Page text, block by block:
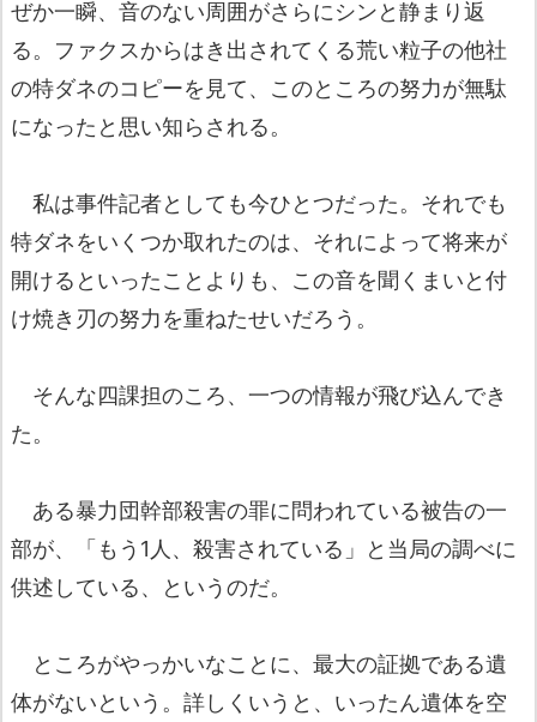
ぜか一瞬、音のない周囲がさらにシンと静まり返
る。ファクスからはき出されてくる荒い粒子の他社
の特ダネのコピーを見て、このところの努力が無駄
になったと思い知らされる。
私は事件記者としても今ひとつだった。それでも
特ダネをいくつか取れたのは、それによって将来が
開けるといったことよりも、この音を聞くまいと付
け焼き刃の努力を重ねたせいだろう。
そんな四課担のころ、一つの情報が飛び込んでき
た。
ある暴力団幹部殺害の罪に問われている被告の一
部が、「もう1人、殺害されている」と当局の調べに
供述している、というのだ。
ところがやっかいなことに、最大の証拠である遺
体がないという。詳しくいうと、いったん遺体を空